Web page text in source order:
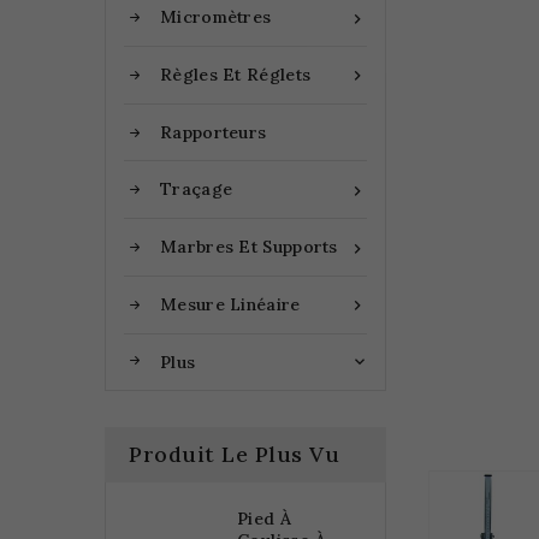

Micromètres

Règles Et Réglets
Rapporteurs

Traçage

Marbres Et Supports

Mesure Linéaire
Plus 
Produit Le Plus Vu
Pied À